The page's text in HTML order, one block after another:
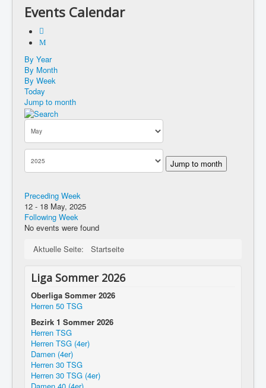
Events Calendar
By Year
By Month
By Week
Today
Jump to month
Jump to month
Preceding Week
12 - 18 May, 2025
Following Week
No events were found
Aktuelle Seite:
Startseite
Liga Sommer 2026
Oberliga Sommer 2026
Herren 50 TSG
Bezirk 1 Sommer 2026
Herren TSG
Herren TSG (4er)
Damen (4er)
Herren 30 TSG
Herren 30 TSG (4er)